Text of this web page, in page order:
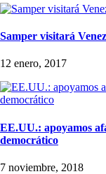
Samper visitará
12 enero, 2017
EE.UU.: apoyamos
democrático
7 noviembre, 2018